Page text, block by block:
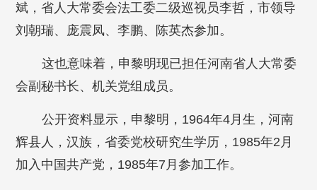
斌，省人大常委会法工委二级巡视员李哲，市领导
刘朝瑞、庞震凤、李鹏、陈英杰参加。
这也意味着，申黎明现已担任河南省人大常委
会副秘书长、机关党组成员。
公开资料显示，申黎明，1964年4月生，河南
辉县人，汉族，省委党校研究生学历，1985年2月
加入中国共产党，1985年7月参加工作。